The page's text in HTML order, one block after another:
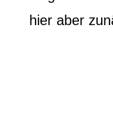
hier aber